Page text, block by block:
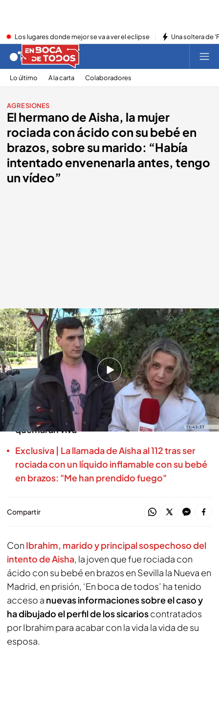
Los lugares donde mejor se va a ver el eclipse Una soltera de
Lo último A la carta Colaboradores
AGRESIONES
El hermano de Aisha, la mujer
rociada con ácido con su bebé en
brazos, sobre su marido: “Había
intentado envenenarla antes, tengo
un vídeo”
Suli, hermano de Aisha, en directo con Tatiana Márquez para 'En boca de
todos'.cuatro.com
En boca de todos
01 ABR 2026 - 14:35h.
La familia de Aisha tiene pruebas de que
Ibrahim intentó envenenarla unos meses antes
de contratar a dos sicarios para que la
quemaran viva
Exclusiva | La llamada de Aisha al 112 tras ser
rociada con un líquido inflamable con su bebé
en brazos: "Me han prendido fuego"
Compartir
Con Ibrahim, marido y principal sospechoso del
intento de Aisha, la joven que fue rociada con
ácido con su bebé en brazos en Sevilla la Nueva en
Madrid, en prisión, ‘En boca de todos’ ha tenido
acceso a nuevas informaciones sobre el caso y
ha dibujado el perfil de los sicarioscontratados
por Ibrahim para acabar con la vida la vida de su
esposa.